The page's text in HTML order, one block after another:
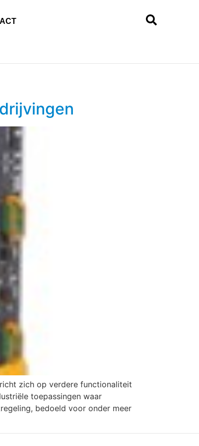
zich op verdere functionaliteit
toepassingen waar
bedoeld voor onder meer